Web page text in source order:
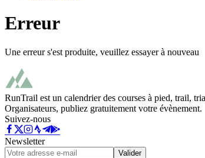
Erreur
Une erreur s'est produite, veuillez essayer à nouveau
RunTrail est un calendrier des courses à pied, trail,
Organisateurs, publiez gratuitement votre évènement.
Suivez-nous
Newsletter
Valider